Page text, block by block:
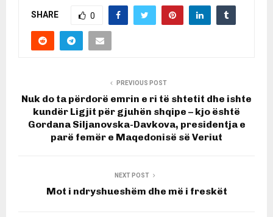
SHARE 0
PREVIOUS POST
Nuk do ta përdorë emrin e ri të shtetit dhe ishte
kundër Ligjit për gjuhën shqipe – kjo është
Gordana Siljanovska-Davkova, presidentja e
parë femër e Maqedonisë së Veriut
NEXT POST
Mot i ndryshueshëm dhe më i freskët